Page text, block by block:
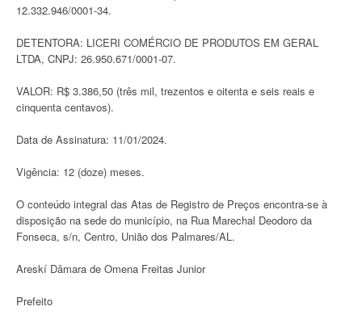
12.332.946/0001-34.
DETENTORA: LICERI COMÉRCIO DE PRODUTOS EM GERAL
LTDA, CNPJ: 26.950.671/0001-07.
VALOR: R$ 3.386,50 (três mil, trezentos e oitenta e seis reais e
cinquenta centavos).
Data de Assinatura: 11/01/2024.
Vigência: 12 (doze) meses.
O conteúdo integral das Atas de Registro de Preços encontra-se à
disposição na sede do município, na Rua Marechal Deodoro da
Fonseca, s/n, Centro, União dos Palmares/AL.
Areskí Dâmara de Omena Freitas Junior
Prefeito